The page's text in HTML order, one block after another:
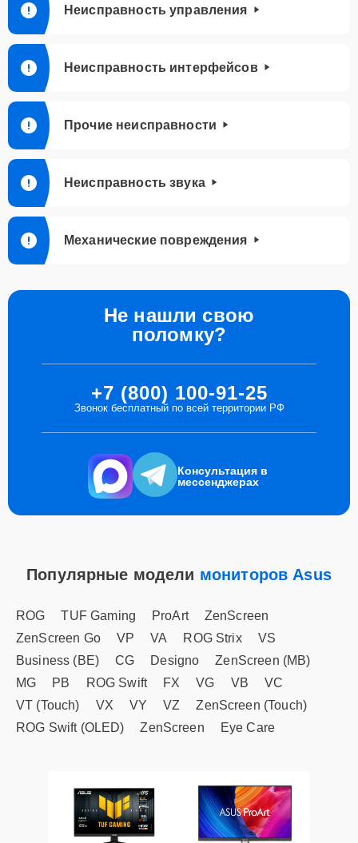
Неисправность управления
Неисправность интерфейсов
Прочие неисправности
Неисправность звука
Механические повреждения
Не нашли свою
поломку?
+7 (800) 100-91-25
Звонок бесплатный по всей территории РФ
Консультация в
мессенджерах
Популярные модели мониторов Asus
ROG TUF Gaming ProArt
ZenScreen
ZenScreen Go
VP VA ROG Strix
VS
Business (BE)
CG Designo
ZenScreen (MB)
MG
PB ROG Swift FX VG VB
VC
VT (Touch)
VX VY VZ
ZenScreen (Touch)
ROG Swift (OLED)
ZenScreen Eye Care